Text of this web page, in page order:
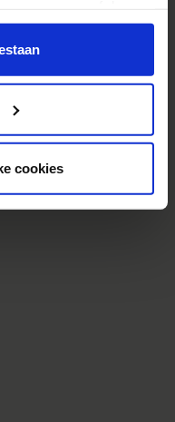
moment voor de
cookies